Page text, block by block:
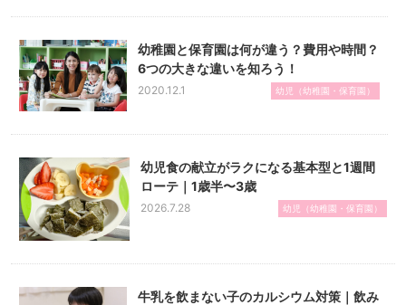
幼稚園と保育園は何が違う？費用や時間？
6つの大きな違いを知ろう！
2020.12.1 幼児（幼稚園・保育園）
幼児食の献立がラクになる基本型と1週間
ローテ｜1歳半〜3歳
2026.7.28 幼児（幼稚園・保育園）
牛乳を飲まない子のカルシウム対策｜飲み